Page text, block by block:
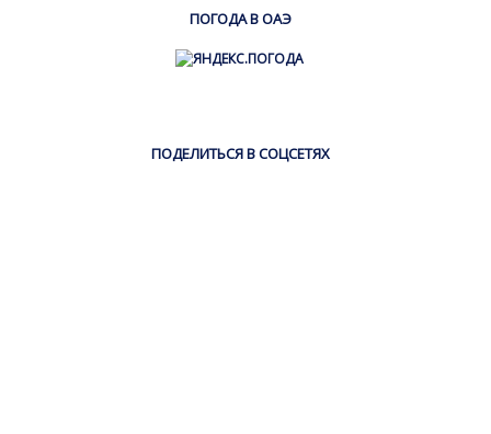
ПОГОДА В ОАЭ
ПОДЕЛИТЬСЯ В СОЦСЕТЯХ